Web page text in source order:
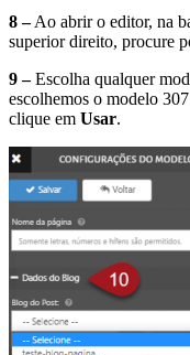
8 –Ao abrir o editor, na
superior direito, procure
9 –Escolha qualquer
escolhemos o modelo
clique em Usar.